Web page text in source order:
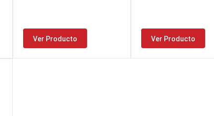
Ver Producto Ver Producto